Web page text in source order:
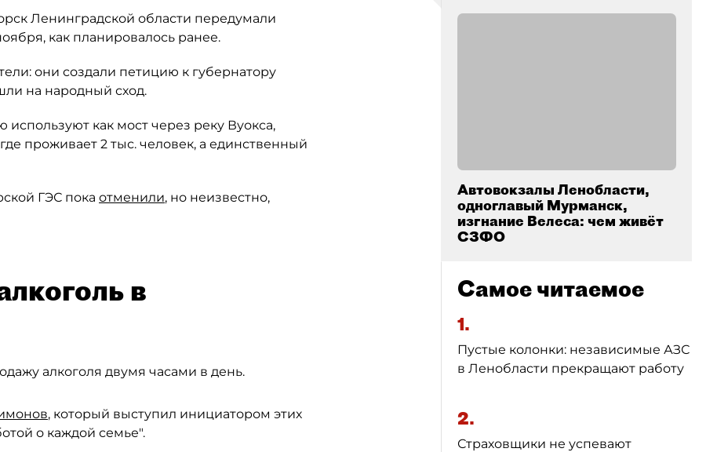
Ленинградской области передумали
как планировалось ранее.
они создали петицию к губернатору
на народный сход.
как мост через реку Вуокса,
проживает 2 тыс. человек, а единственный
ГЭС пока отменили, но неизвестно,
в
алкоголя двумя часами в день.
, который выступил инициатором этих
о каждой семье".
Автовокзалы Ленобласти,
одноглавый Мурманск,
изгнание Велеса: чем живёт
СЗФО
Самое читаемое
1.
Пустые колонки: независимые АЗС
в Ленобласти прекращают работу
2.
Страховщики не успевают